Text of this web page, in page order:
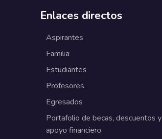
Enlaces directos
Aspirantes
Familia
Estudiantes
Profesores
Egresados
Portafolio de becas, descuentos y
apoyo financiero